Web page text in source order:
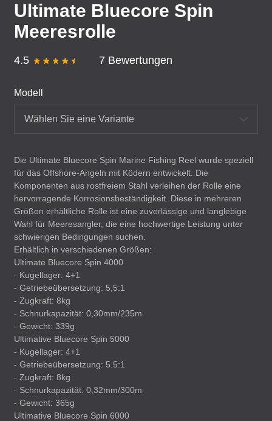
Ultimate Bluecore Spin
Meeresrolle
4.5 7 Bewertungen
Modell
Wählen Sie eine Variante
Die Ultimate Bluecore Spin Marine Fishing Reel wurde speziell
für das Offshore-Angeln mit Ködern entwickelt. Die
Komponenten aus rostfreiem Stahl verleihen der Rolle eine
hervorragende Korrosionsbeständigkeit. Diese in mehreren
Größen erhältliche Rolle ist eine zuverlässige und langlebige
Wahl für Meeresangler, die eine hochwertige Leistung unter
schwierigen Bedingungen suchen.
Erhältlich in verschiedenen Größen:
Ultimate Bluecore Spin 4000
- Kugellager: 4+1
- Getriebeübersetzung: 5,5:1
- Zugkraft: 8kg
- Schnurkapazität: 0,30mm/235m
- Gewicht: 339g
Ultimative Bluecore Spin 5000
- Kugellager: 4+1
- Getriebeübersetzung: 5.5:1
- Zugkraft: 8kg
- Schnurkapazität: 0,32mm/300m
- Gewicht: 365g
Ultimative Bluecore Spin 6000